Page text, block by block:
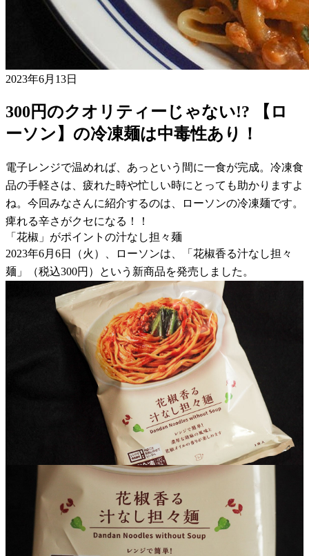
2023年6月13日
300円のクオリティーじゃない!? 【ロ
ーソン】の冷凍麺は中毒性あり！
電子レンジで温めれば、あっという間に一食が完成。冷凍食
品の手軽さは、疲れた時や忙しい時にとっても助かりますよ
ね。今回みなさんに紹介するのは、ローソンの冷凍麺です。
痺れる辛さがクセになる！！
「花椒」がポイントの汁なし担々麺
2023年6月6日（火）、ローソンは、「花椒香る汁なし担々
麺」（税込300円）という新商品を発売しました。